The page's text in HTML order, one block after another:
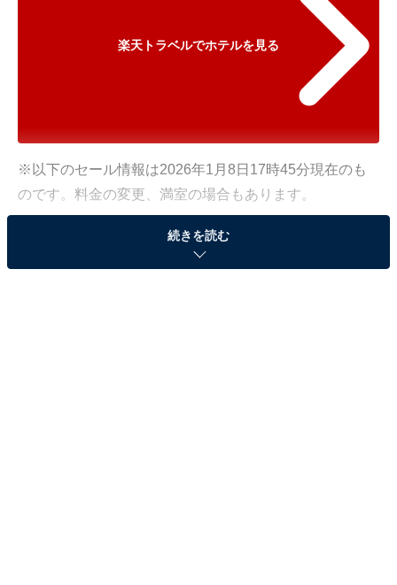
楽天トラベルでホテルを見る
※以下のセール情報は2026年1月8日17時45分現在のも
のです。料金の変更、満室の場合もあります。
※本記事で紹介している商品の購入やサービスの利用により、売上の一部が
オールアバウトに還元されることがあります。
続きを読む